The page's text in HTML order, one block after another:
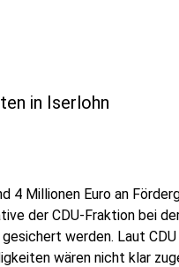
in Iserlohn
4 Millionen Euro an
der CDU-Fraktion bei
werden. Laut
wären nicht klar